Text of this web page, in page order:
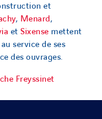
et
, Menard,
etSixense mettent
service de ses
des ouvrages.
Freyssinet